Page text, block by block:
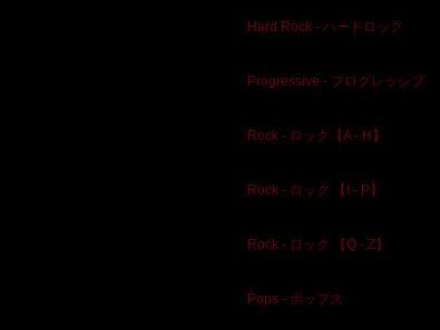
Hard Rock - ハードロック
Progressive - プログレッシブ
Rock - ロック【A - H】
Rock - ロック 【I - P】
Rock - ロック 【Q - Z】
Pops - ポップス